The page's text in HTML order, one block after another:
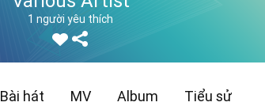
1 người yêu thích
Bài hát MV Album Tiểu sử